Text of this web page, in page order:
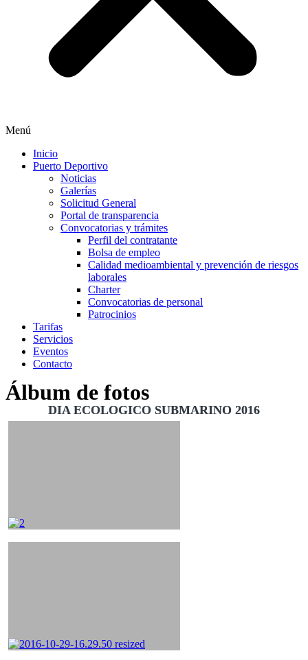
Menú
Inicio
Puerto Deportivo
Noticias
Galerías
Solicitud General
Portal de transparencia
Convocatorias y trámites
Perfil del contratante
Bolsa de empleo
Calidad medioambiental y prevención de riesgos
laborales
Charter
Convocatorias de personal
Patrocinios
Tarifas
Servicios
Eventos
Contacto
Álbum de fotos
DIA ECOLOGICO SUBMARINO 2016